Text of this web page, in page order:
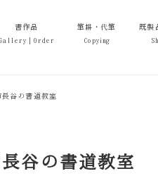
書作品
｜Order
筆耕・代筆
Copying
既製
谷の書道教室
谷の書道教室